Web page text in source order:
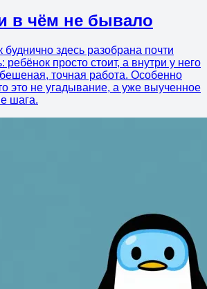
в чём не бывало
буднично здесь разобрана почти
просто стоит, а внутри у него
бешеная, точная работа. Особенно
это не угадывание, а уже выученное
шага.